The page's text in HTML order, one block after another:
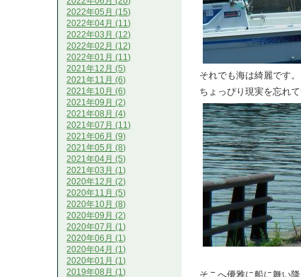
それでも海は綺麗です。
ちょっぴり現実を忘れて
そこへ優雅に船に舞い降
2022年05月 (15)
2022年04月 (11)
2022年03月 (12)
2022年02月 (12)
2022年01月 (11)
2021年12月 (5)
2021年11月 (6)
2021年10月 (6)
2021年09月 (2)
2021年08月 (4)
2021年07月 (11)
2021年06月 (9)
2021年05月 (8)
2021年04月 (5)
2021年03月 (1)
2020年12月 (2)
2020年11月 (5)
2020年10月 (8)
2020年09月 (2)
2020年07月 (1)
2020年06月 (1)
2020年04月 (1)
2020年01月 (1)
2019年08月 (1)